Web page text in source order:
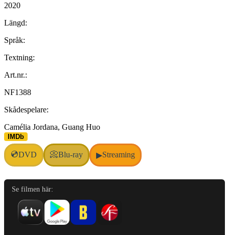
2020
Längd:
Språk:
Textning:
Art.nr.:
NF1388
Skådespelare:
Camélia Jordana, Guang Huo
IMDb
💿DVD 📀Blu-ray ▶Streaming
Se filmen här: